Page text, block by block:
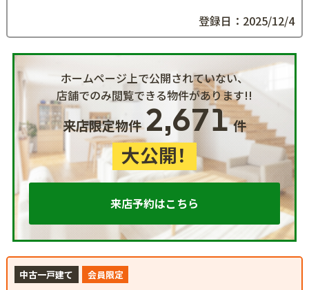
登録日：2025/12/4
ホームページ上で公開されていない、
店舗でのみ閲覧できる物件があります!!
来店限定物件2,671件
大公開！
来店予約はこちら
中古一戸建て 会員限定